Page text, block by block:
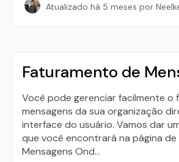
Atualizado há 5 meses por
Faturamento de
Você pode gerenciar facilmente o
mensagens da sua organização
interface do usuário. Vamos dar
que você encontrará na página
Mensagens Ond…